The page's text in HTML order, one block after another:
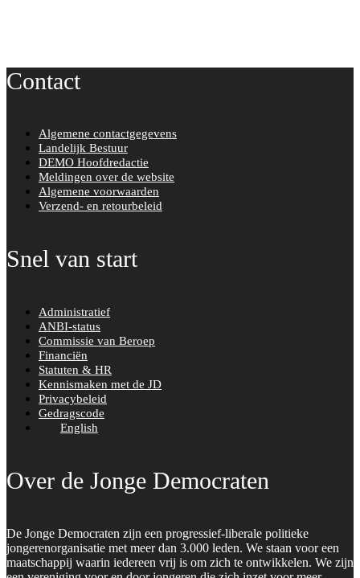
Contact
Algemene contactgegevens
Landelijk Bestuur
DEMO Hoofdredactie
Meldingen over de website
Algemene voorwaarden
Verzend- en retourbeleid
Snel van start
Administratief
ANBI-status
Commissie van Beroep
Financiën
Statuten & HR
Kennismaken met de JD
Privacybeleid
Gedragscode
English
Over de Jonge Democraten
De Jonge Democraten zijn een progressief-liberale politieke
jongerenorganisatie met meer dan 3.000 leden. We staan voor een
maatschappij waarin iedereen vrij is om zich te ontwikkelen. We zijn